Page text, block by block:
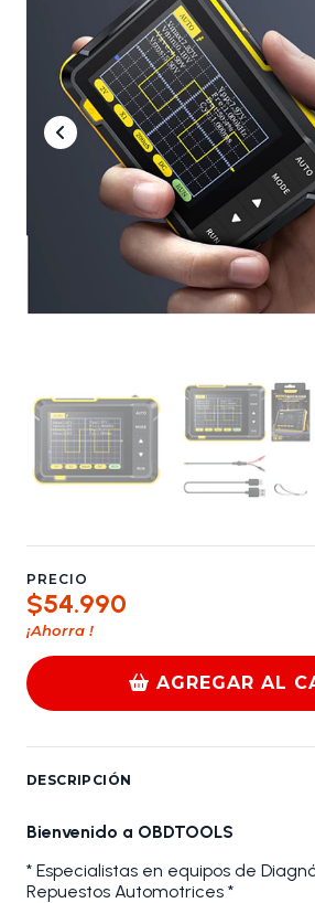
PRECIO
$54.990
¡Ahorra !
AGREGAR AL
DESCRIPCIÓN
Bienvenido a OBDTOOLS
* Especialistas en equipos de
Repuestos Automotrices *